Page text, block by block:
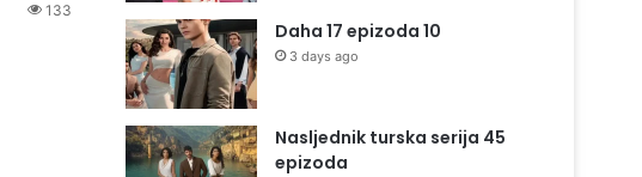
133
Daha 17 epizoda 10
3 days ago
Nasljednik turska serija 45
epizoda